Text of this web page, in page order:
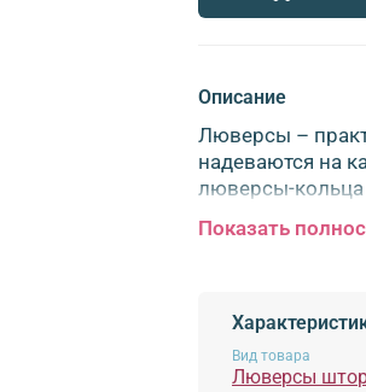
Описание
Люверсы –
надеваются на
люверсы-
портьер из
постирать.
вставлять
стирке. Размер:
Показать
Вид товара
Люверсы